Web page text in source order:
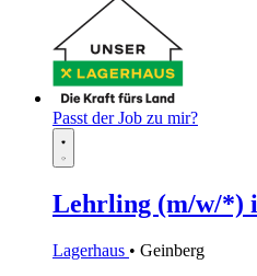
Passt der Job zu mir?
Lehrling (m/w/*)
Lagerhaus • Geinberg